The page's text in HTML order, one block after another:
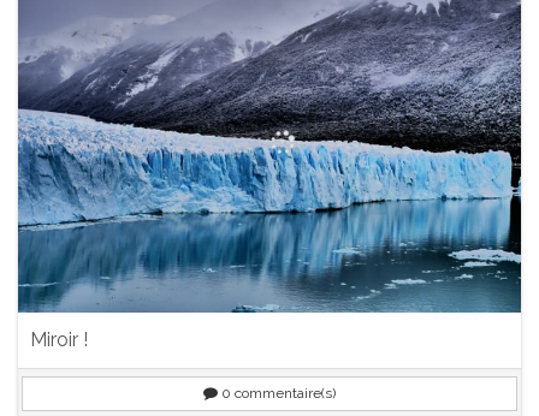
Miroir !
0 commentaire(s)